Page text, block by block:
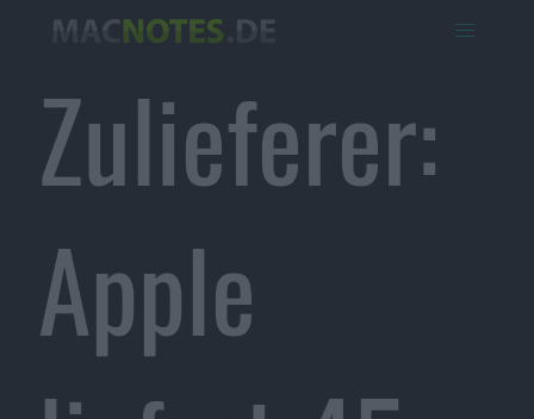
Zulieferer:
Apple